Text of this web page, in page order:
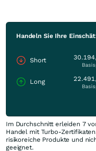
Handeln Sie Ihre
Short
Long
Im Durchschnitt erleiden 7
Handel mit Turbo-
risikoreiche Produkte und
geeignet.